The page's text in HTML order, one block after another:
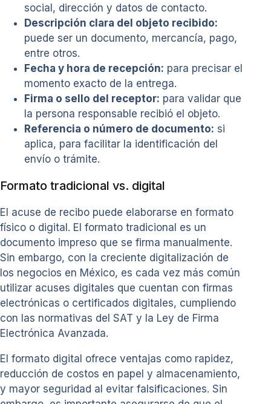
social, dirección y datos de contacto.
Descripción clara del objeto recibido:
puede ser un documento, mercancía, pago,
entre otros.
Fecha y hora de recepción: para precisar el
momento exacto de la entrega.
Firma o sello del receptor: para validar que
la persona responsable recibió el objeto.
Referencia o número de documento: si
aplica, para facilitar la identificación del
envío o trámite.
Formato tradicional vs. digital
El acuse de recibo puede elaborarse en formato
físico o digital. El formato tradicional es un
documento impreso que se firma manualmente.
Sin embargo, con la creciente digitalización de
los negocios en México, es cada vez más común
utilizar acuses digitales que cuentan con firmas
electrónicas o certificados digitales, cumpliendo
con las normativas del SAT y la Ley de Firma
Electrónica Avanzada.
El formato digital ofrece ventajas como rapidez,
reducción de costos en papel y almacenamiento,
y mayor seguridad al evitar falsificaciones. Sin